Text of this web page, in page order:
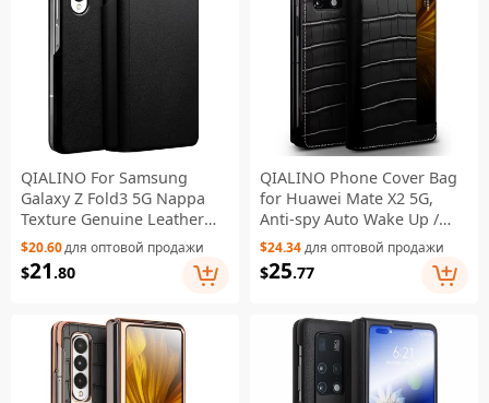
QIALINO For Samsung
Galaxy Z Fold3 5G Nappa
Texture Genuine Leather
Anti-Drop Phone Case Folio
Flip Protective Cover with
Pen Holder - Black
$20.60для оптовой продажи
$21 .80
QIALINO Phone Cover Bag
for Huawei Mate X2 5G,
Anti-spy Auto Wake Up /
Sleep View Window
Genuine Cowhide Leather
Phone Case - Black
$24.34для оптовой продажи
$25.77